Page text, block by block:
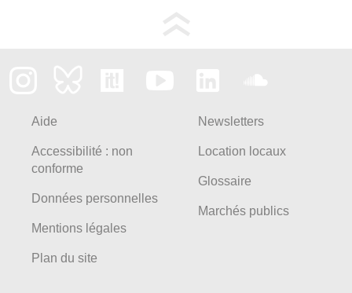
Aide
Accessibilité : non
conforme
Données personnelles
Mentions légales
Plan du site
Newsletters
Location locaux
Glossaire
Marchés publics